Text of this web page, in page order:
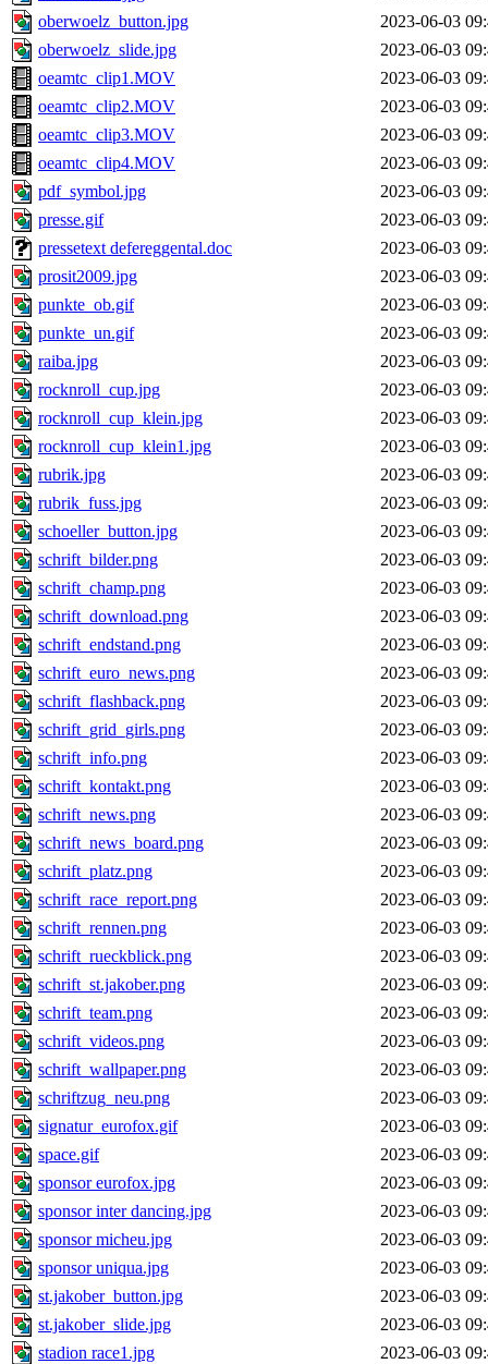
oberwoelz_button.jpg
2023-06-03
oberwoelz_slide.jpg
2023-06-03
oeamtc_clip1.MOV
2023-06-03
oeamtc_clip2.MOV
2023-06-03
oeamtc_clip3.MOV
2023-06-03
oeamtc_clip4.MOV
2023-06-03
pdf_symbol.jpg
2023-06-03
presse.gif
2023-06-03
pressetext defereggental.doc
2023-06-03
prosit2009.jpg
2023-06-03
punkte_ob.gif
2023-06-03
punkte_un.gif
2023-06-03
raiba.jpg
2023-06-03
rocknroll_cup.jpg
2023-06-03
rocknroll_cup_klein.jpg
2023-06-03
rocknroll_cup_klein1.jpg
2023-06-03
rubrik.jpg
2023-06-03
rubrik_fuss.jpg
2023-06-03
schoeller_button.jpg
2023-06-03
schrift_bilder.png
2023-06-03
schrift_champ.png
2023-06-03
schrift_download.png
2023-06-03
schrift_endstand.png
2023-06-03
schrift_euro_news.png
2023-06-03
schrift_flashback.png
2023-06-03
schrift_grid_girls.png
2023-06-03
schrift_info.png
2023-06-03
schrift_kontakt.png
2023-06-03
schrift_news.png
2023-06-03
schrift_news_board.png
2023-06-03
schrift_platz.png
2023-06-03
schrift_race_report.png
2023-06-03
schrift_rennen.png
2023-06-03
schrift_rueckblick.png
2023-06-03
schrift_st.jakober.png
2023-06-03
schrift_team.png
2023-06-03
schrift_videos.png
2023-06-03
schrift_wallpaper.png
2023-06-03
schriftzug_neu.png
2023-06-03
signatur_eurofox.gif
2023-06-03
space.gif
2023-06-03
sponsor eurofox.jpg
2023-06-03
sponsor inter dancing.jpg
2023-06-03
sponsor micheu.jpg
2023-06-03
sponsor uniqua.jpg
2023-06-03
st.jakober_button.jpg
2023-06-03
st.jakober_slide.jpg
2023-06-03
stadion race1.jpg
2023-06-03